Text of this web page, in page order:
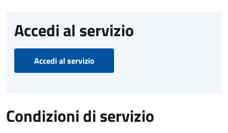
Accedi al servizio
Accedi al servizio
Condizioni di servizio